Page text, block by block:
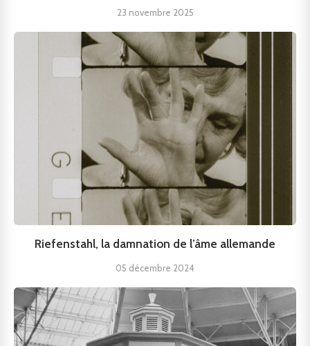
23 novembre 2025
Riefenstahl, la damnation de l’âme allemande
05 décembre 2024